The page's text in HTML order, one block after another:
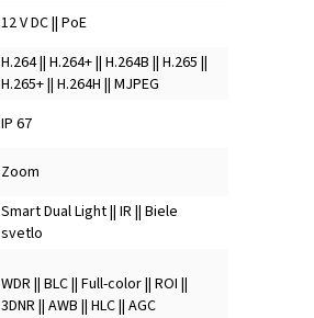
12 V DC || PoE
H.264 || H.264+ || H.264B || H.265 ||
H.265+ || H.264H || MJPEG
IP 67
Zoom
Smart Dual Light || IR || Biele
svetlo
WDR || BLC || Full-color || ROI ||
3DNR || AWB || HLC || AGC